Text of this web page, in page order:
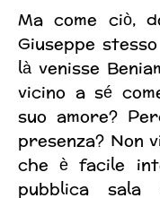
Ma come ciò,
Giuseppe
là venisse
vicino a sé
suo amore?
presenza? Non
che è facile
pubblica sala